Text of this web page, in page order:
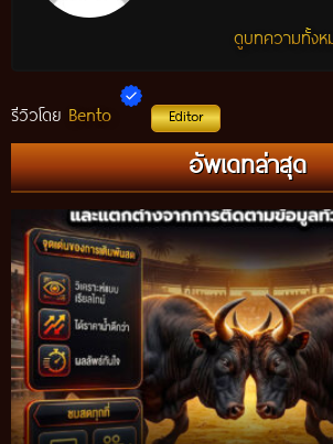
ดูบทความทั้งห
รีวิวโดย Bento Editor
อัพเดทล่าสุด